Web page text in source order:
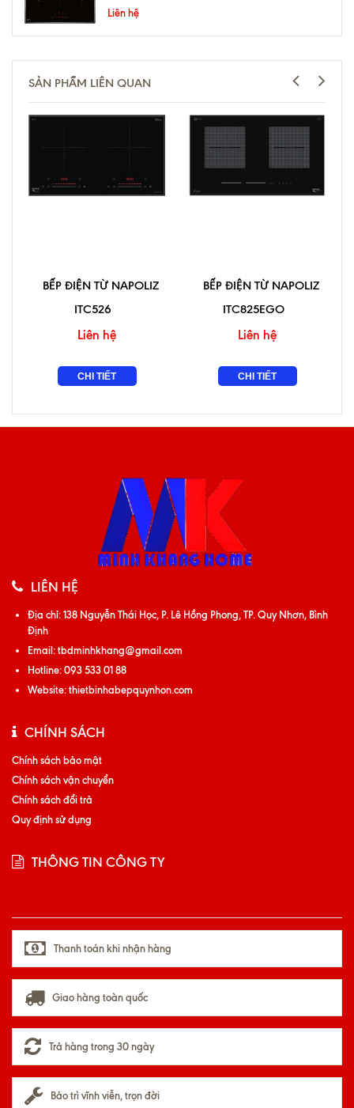
Liên hệ
SẢN PHẨM LIÊN QUAN
BẾP ĐIỆN TỪ NAPOLIZ
ITC526
Liên hệ
CHI TIẾT
BẾP ĐIỆN TỪ NAPOLIZ
ITC825EGO
Liên hệ
CHI TIẾT
LIÊN HỆ
Địa chỉ:138 Nguyễn Thái Học, P. Lê Hồng Phong, TP. Quy Nhơn, Bình
Định
Email:tbdminhkhang@gmail.com
Hotline:093 533 01 88
Website:thietbinhabepquynhon.com
CHÍNH SÁCH
Chính sách bảo mật
Chính sách vận chuyển
Chính sách đổi trả
Quy định sử dụng
THÔNG TIN CÔNG TY
Thanh toán khi nhận hàng
Giao hàng toàn quốc
Trả hàng trong 30 ngày
Bảo trì vĩnh viễn, trọn đời